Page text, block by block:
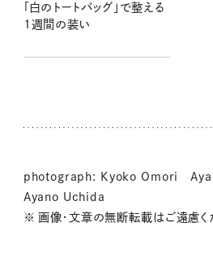
「白のトートバッグ」で整える
1週間の装い
photograph: Kyoko Omori
Ayano Uchida
※ 画像・文章の無断転載はご遠慮く